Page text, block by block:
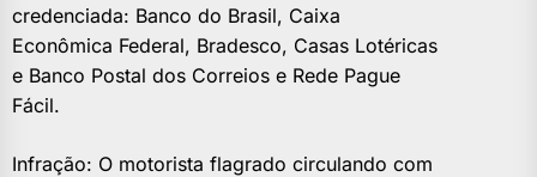
credenciada: Banco do Brasil, Caixa
Econômica Federal, Bradesco, Casas Lotéricas
e Banco Postal dos Correios e Rede Pague
Fácil.
Infração: O motorista flagrado circulando com